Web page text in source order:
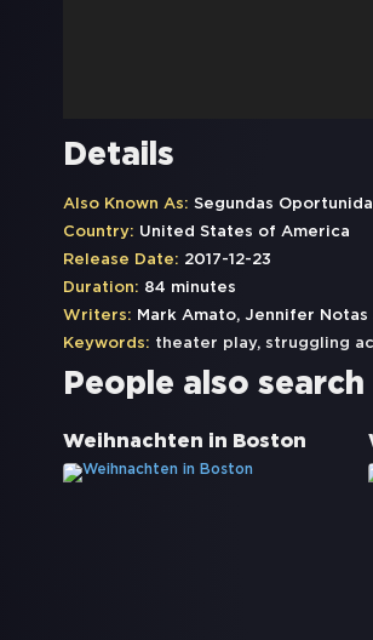
Details
Also Known As: Segundas
Country: United States of America
Release Date: 2017-12-23
Duration: 84 minutes
Writers: Mark Amato, Jennifer Notas
Keywords: theater play, struggling
People also
Weihnachten in Boston